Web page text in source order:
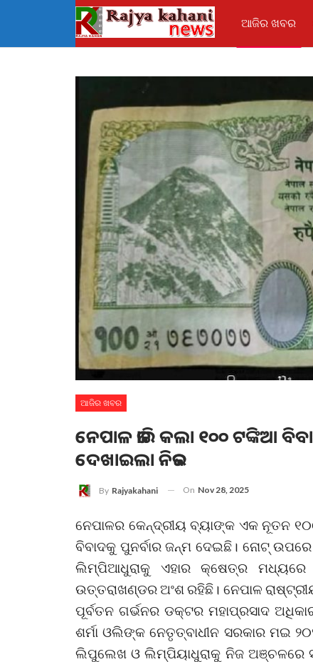
ଆଜିର ଖବର
ଆଜିର ଖବର
ନେପାଳ ଜାରି କଲା ୧୦୦ ଟଙ୍କିଆ
ଦେଖାଇଲା ନିଜର
By Rajyakahani On Nov 28, 2025
ନେପାଳର କେନ୍ଦ୍ରୀୟ ବ୍ୟାଙ୍କ ଏକ ନୂତନ
ବିବାଦକୁ ପୁନର୍ବାର ଜନ୍ମ ଦେଇଛି। ନୋଟ୍
ଲିମ୍ପିଆଧୁରାକୁ ଏହାର କ୍ଷେତ୍ର ମଧ୍ୟରେ
ଉତ୍ତରାଖଣ୍ଡର ଅଂଶ ରହିଛି। ନେପାଳ
ପୂର୍ବତନ ଗର୍ଭନର ଡକ୍ଟର ମହାପ୍ରସାଦ
ଶର୍ମା ଓଲିଙ୍କ ନେତୃତ୍ବାଧୀନ ସରକାର ମଇ
ଲିପୁଲେଖ ଓ ଲିମ୍ପିୟାଧୁରାକୁ ନିଜ ଅଞ୍ଚଳରେ